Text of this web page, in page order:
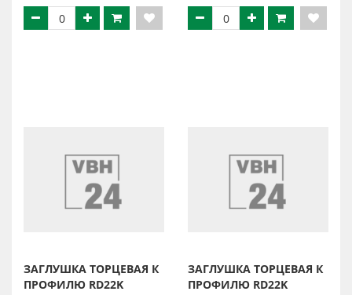
ЗАГЛУШКА ТОРЦЕВАЯ К
ПРОФИЛЮ RD22K
ЗАГЛУШКА ТОРЦЕВАЯ К
ПРОФИЛЮ RD22K